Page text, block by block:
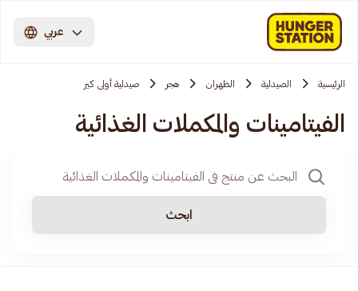
عربي
الرئيسية الصيدلية الظهران هجر صيدلية أولى كير
الفيتامينات والمكملات الغذائية
ابحث